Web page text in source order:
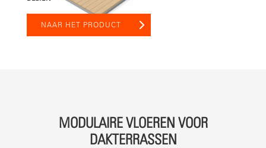
NAAR HET PRODUCT
MODULAIRE VLOEREN VOOR
DAKTERRASSEN